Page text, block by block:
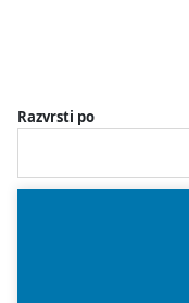
Razvrsti po